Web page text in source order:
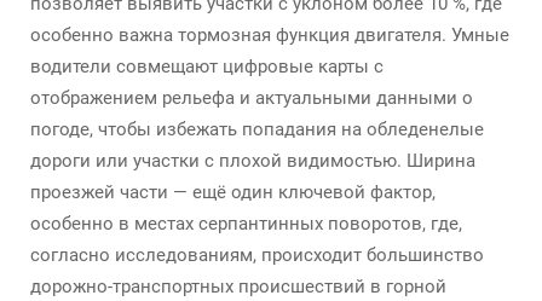
особенно важна тормозная функция двигателя. Умные
водители совмещают цифровые карты с
отображением рельефа и актуальными данными о
погоде, чтобы избежать попадания на обледенелые
дороги или участки с плохой видимостью. Ширина
проезжей части — ещё один ключевой фактор,
особенно в местах серпантинных поворотов, где,
согласно исследованиям, происходит большинство
дорожно-транспортных происшествий в горной